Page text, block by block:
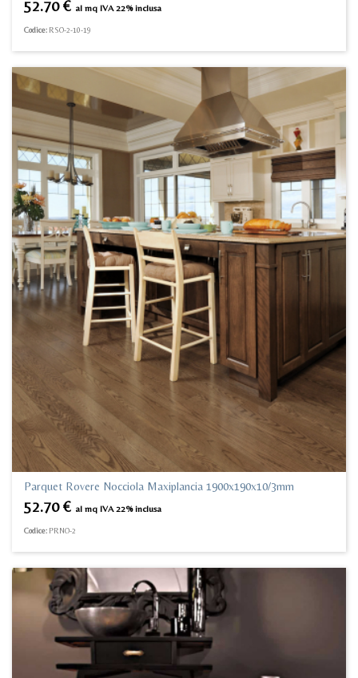
52.70€ al mq IVA 22% inclusa
Codice: RSO-2-10-19
Parquet Rovere Nocciola Maxiplancia 1900x190x10/3mm
52.70€ al mq IVA 22% inclusa
Codice: PRNO-2